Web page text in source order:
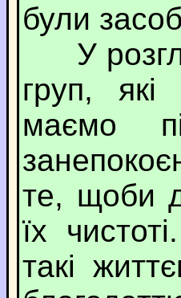
були
У
груп,
маємо
те, щоби
їх
такі